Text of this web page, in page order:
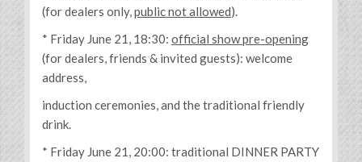
(for dealers only, public not allowed).
* Friday June 21, 18:30: official show pre-opening
(for dealers, friends & invited guests): welcome
address,
induction ceremonies, and the traditional friendly
drink.
* Friday June 21, 20:00: traditional DINNER PARTY